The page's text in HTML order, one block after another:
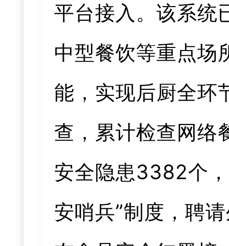
平台接入。该系统
中型餐饮等重点场
能，实现后厨全环
查，累计检查网络
安全隐患3382个
安哨兵”制度，聘